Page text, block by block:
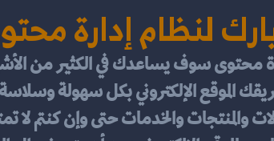
لنظام إدارة
سوف يساعدك في الكثير من